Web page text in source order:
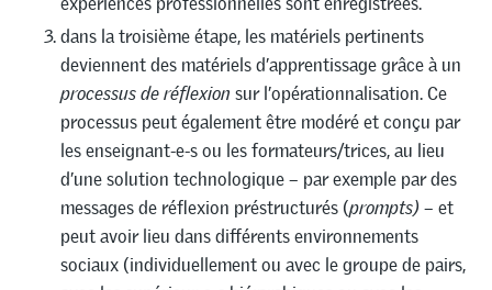
dans la troisième étape, les matériels pertinents
deviennent des matériels d’apprentissage grâce à un
processus de réflexion sur l’opérationnalisation. Ce
processus peut également être modéré et conçu par
les enseignant-e-s ou les formateurs/trices, au lieu
d’une solution technologique – par exemple par des
messages de réflexion préstructurés (prompts) – et
peut avoir lieu dans différents environnements
sociaux (individuellement ou avec le groupe de pairs,